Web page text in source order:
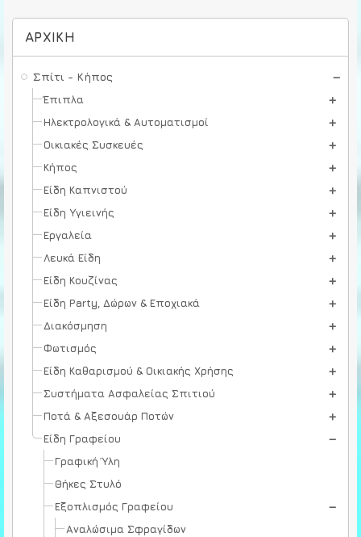
ΑΡΧΙΚΉ
Σπίτι - Κήπος
Έπιπλα
Ηλεκτρολογικά & Αυτοματισμοί
Οικιακές Συσκευές
Κήπος
Είδη Καπνιστού
Είδη Υγιεινής
Εργαλεία
Λευκά Είδη
Είδη Κουζίνας
Είδη Party, Δώρων & Εποχιακά
Διακόσμηση
Φωτισμός
Είδη Καθαρισμού & Οικιακής Χρήσης
Συστήματα Ασφαλείας Σπιτιού
Ποτά & Αξεσουάρ Ποτών
Είδη Γραφείου
Γραφική Ύλη
Θήκες Στυλό
Εξοπλισμός Γραφείου
Αναλώσιμα Σφραγίδων